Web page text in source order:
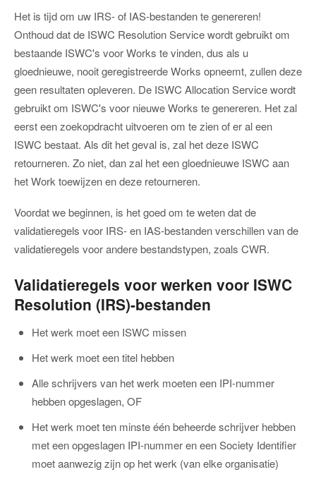
Het is tijd om uw IRS- of IAS-bestanden te genereren!
Onthoud dat de ISWC Resolution Service wordt gebruikt om
bestaande ISWC's voor Works te vinden, dus als u
gloednieuwe, nooit geregistreerde Works opneemt, zullen deze
geen resultaten opleveren. De ISWC Allocation Service wordt
gebruikt om ISWC's voor nieuwe Works te genereren. Het zal
eerst een zoekopdracht uitvoeren om te zien of er al een
ISWC bestaat. Als dit het geval is, zal het deze ISWC
retourneren. Zo niet, dan zal het een gloednieuwe ISWC aan
het Work toewijzen en deze retourneren.
Voordat we beginnen, is het goed om te weten dat de
validatieregels voor IRS- en IAS-bestanden verschillen van de
validatieregels voor andere bestandstypen, zoals CWR.
Validatieregels voor werken voor ISWC
Resolution (IRS)-bestanden
Het werk moet een ISWC missen
Het werk moet een titel hebben
Alle schrijvers van het werk moeten een IPI-nummer
hebben opgeslagen, OF
Het werk moet ten minste één beheerde schrijver hebben
met een opgeslagen IPI-nummer en een Society Identifier
moet aanwezig zijn op het werk (van elke organisatie)